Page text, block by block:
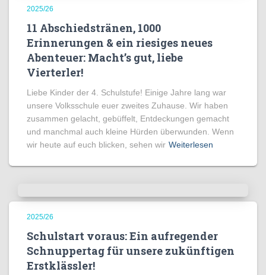
2025/26
11 Abschiedstränen, 1000
Erinnerungen & ein riesiges neues
Abenteuer: Macht’s gut, liebe
Vierterler!
Liebe Kinder der 4. Schulstufe! Einige Jahre lang war
unsere Volksschule euer zweites Zuhause. Wir haben
zusammen gelacht, gebüffelt, Entdeckungen gemacht
und manchmal auch kleine Hürden überwunden. Wenn
wir heute auf euch blicken, sehen wir Weiterlesen
2025/26
Schulstart voraus: Ein aufregender
Schnuppertag für unsere zukünftigen
Erstklässler!